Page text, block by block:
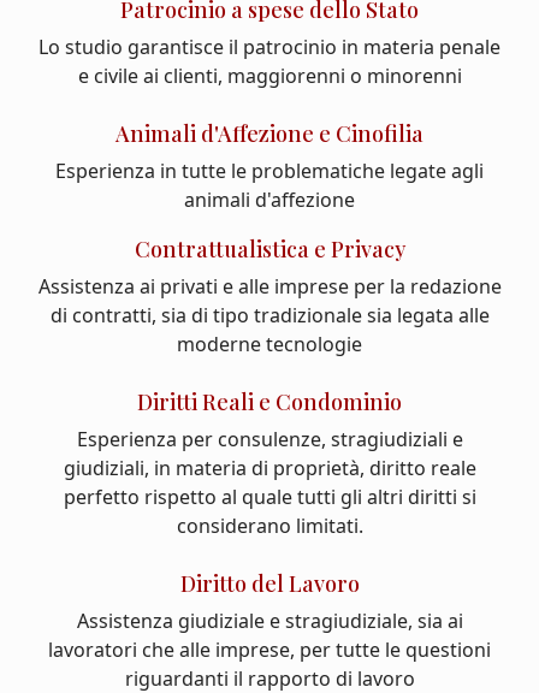
Patrocinio a spese dello Stato
Lo studio garantisce il patrocinio in materia penale
e civile ai clienti, maggiorenni o minorenni
Animali d'Affezione e Cinofilia
Esperienza in tutte le problematiche legate agli
animali d'affezione
Contrattualistica e Privacy
Assistenza ai privati e alle imprese per la redazione
di contratti, sia di tipo tradizionale sia legata alle
moderne tecnologie
Diritti Reali e Condominio
Esperienza per consulenze, stragiudiziali e
giudiziali, in materia di proprietà, diritto reale
perfetto rispetto al quale tutti gli altri diritti si
considerano limitati.
Diritto del Lavoro
Assistenza giudiziale e stragiudiziale, sia ai
lavoratori che alle imprese, per tutte le questioni
riguardanti il rapporto di lavoro